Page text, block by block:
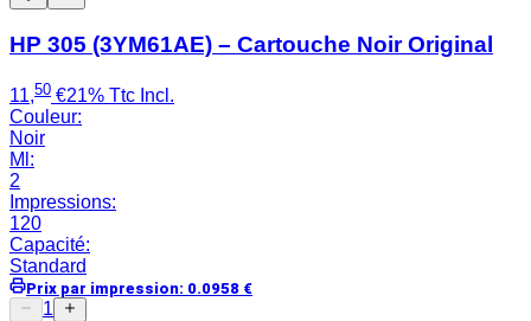
HP 305 (3YM61AE) – Cartouche Noir Original
11,50 €21% Ttc Incl.
Couleur:
Noir
Ml :
2
Impressions:
120
Capacité:
Standard
Prix par impression: 0.0958 €
1